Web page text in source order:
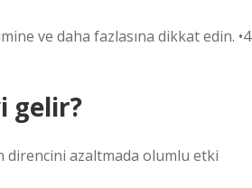
ve daha fazlasına dikkat edin. •4
gelir?
direncini azaltmada olumlu etki